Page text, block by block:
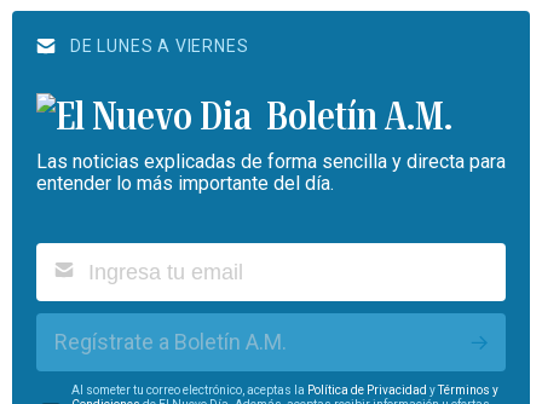
DE LUNES A VIERNES
Boletín A.M.
Las noticias explicadas de forma sencilla y directa para
entender lo más importante del día.
Regístrate a Boletín A.M.
Al someter tu correo electrónico, aceptas la Política de Privacidad yTérminos y